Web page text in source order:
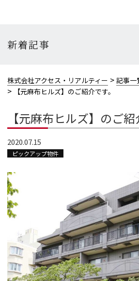
新着記事
株式会社アクセス・リアルティー > 記事一
> 【元麻布ヒルズ】のご紹介です。
【元麻布ヒルズ】のご紹
2020.07.15
ピックアップ物件